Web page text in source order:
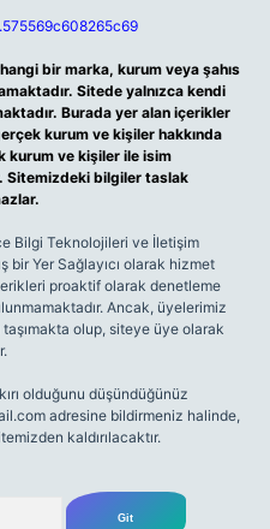
bir marka, kurum veya şahıs
Sitede yalnızca kendi
Burada yer alan içerikler
kurum ve kişiler hakkında
kurum ve kişiler ile isim
Sitemizdeki bilgiler taslak
Bilgi Teknolojileri ve İletişim
bir Yer Sağlayıcı olarak hizmet
proaktif olarak denetleme
Ancak, üyelerimiz
olup, siteye üye olarak
olduğunu düşündüğünüz
adresine bildirmeniz halinde,
kaldırılacaktır.